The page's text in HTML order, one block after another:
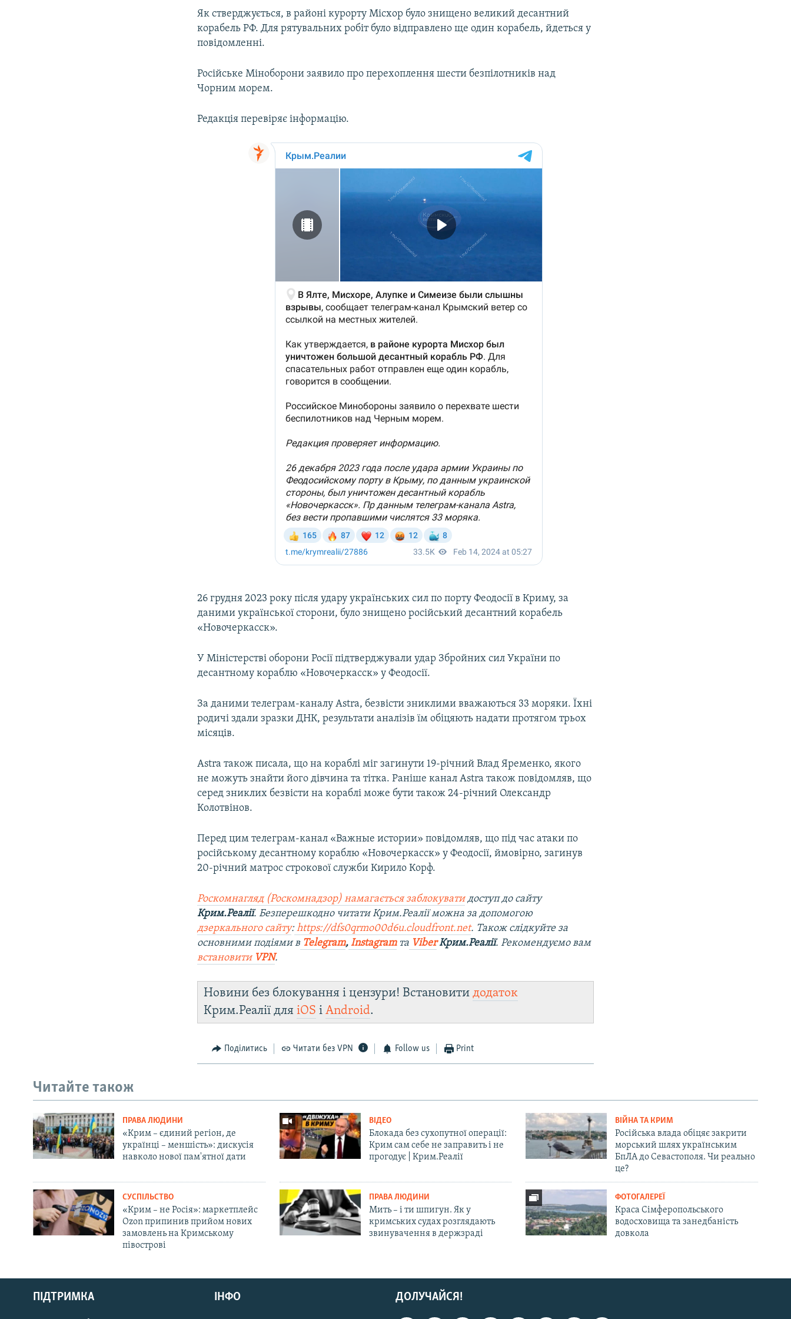
Русский
Qırımtatar
Як стверджується, в районі курорту Місхор було знищено великий десантний
корабель РФ. Для рятувальних робіт було відправлено ще один корабель, йдеться у
повідомленні.
Російське Міноборони заявило про перехоплення шести безпілотників над
Чорним морем.
Редакція перевіряє інформацію.
26 грудня 2023 року після удару українських сил по порту Феодосії в Криму, за
даними української сторони, було знищено російський десантний корабель
«Новочеркасск».
У Міністерстві оборони Росії підтверджували удар Збройних сил України по
десантному кораблю «Новочеркасск» у Феодосії.
За даними телеграм-каналу Astra, безвісти зниклими вважаються 33 моряки. Їхні
родичі здали зразки ДНК, результати аналізів їм обіцяють надати протягом трьох
місяців.
Astra також писала, що на кораблі міг загинути 19-річний Влад Яременко, якого
не можуть знайти його дівчина та тітка. Раніше канал Astra також повідомляв, що
серед зниклих безвісти на кораблі може бути також 24-річний Олександр
Колотвінов.
Перед цим телеграм-канал «Важные истории» повідомляв, що під час атаки по
російському десантному кораблю «Новочеркасск» у Феодосії, ймовірно, загинув
20-річний матрос строкової служби Кирило Корф.
Роскомнагляд (Роскомнадзор) намагається заблокуватидоступ до сайту
Крим.Реалії. Безперешкодно читати Крим.Реалії можна за допомогою
дзеркального сайту: https://dfs0qrmo00d6u.cloudfront.net. Також слідкуйте за
основними подіями в Telegram, Instagramта ViberКрим.Реалії. Рекомендуємо вам
встановити VPN.
Новини без блокування і цензури! Встановитидодаток
Крим.Реалії дляiOS іAndroid.
Поділитись Читати без VPN Follow us Print
Читайте також
ПРАВА ЛЮДИНИ
«Крим – єдиний регіон, де
українці – меншість»: дискусія
навколо нової пам'ятної дати
ВІДЕО
Блокада без сухопутної операції:
Крим сам себе не заправить і не
прогодує | Крим.Реалії
ВІЙНА ТА КРИМ
Російська влада обіцяє закрити
морський шлях українським
БпЛА до Севастополя. Чи реально
це?
СУСПІЛЬСТВО
«Крим – не Росія»: маркетплейс
Ozon припинив прийом нових
замовлень на Кримському
півострові
ПРАВА ЛЮДИНИ
Мить – і ти шпигун. Як у
кримських судах розглядають
звинувачення в держзраді
ФОТОГАЛЕРЕЇ
Краса Сімферопольського
водосховища та занедбаність
довкола
ДОЛУЧАЙСЯ!
ПІДТРИМКА ІНФО